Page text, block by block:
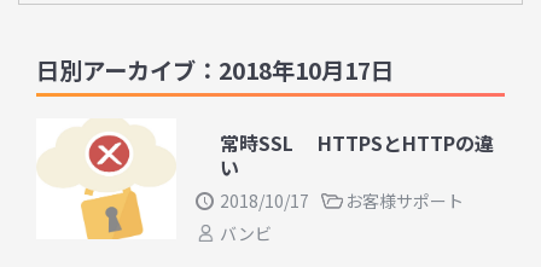
日別アーカイブ：2018年10月17日
常時SSL HTTPSとHTTPの違
い
2018/10/17
お客様サポート
バンビ